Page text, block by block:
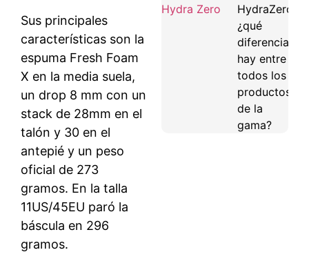
Sus principales
características son la
espuma Fresh Foam
X en la media suela,
un drop 8 mm con un
stack de 28mm en el
talón y 30 en el
antepié y un peso
oficial de 273
gramos. En la talla
11US/45EU paró la
báscula en 296
gramos.
HydraZero:
¿qué
diferencias
hay entre
todos los
productos
de la
gama?